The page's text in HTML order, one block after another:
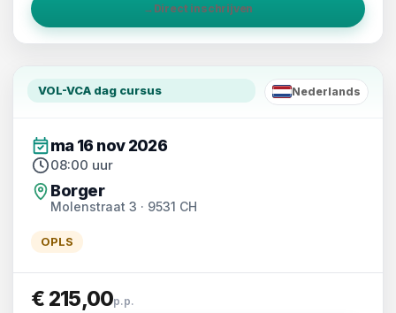
→ Direct inschrijven
VOL-VCA dag cursus
NL
Nederlands
ma 16 nov 2026
08:00 uur
Borger
Molenstraat 3 · 9531 CH
OPLS
€ 215,00p.p.